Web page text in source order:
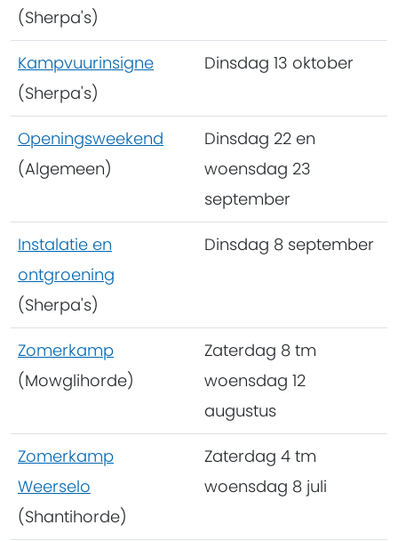
(Sherpa's)
Kampvuurinsigne
(Sherpa's)
Dinsdag 13 oktober
Openingsweekend
(Algemeen)
Dinsdag 22 en
woensdag 23
september
Instalatie en
ontgroening
(Sherpa's)
Dinsdag 8 september
Zomerkamp
(Mowglihorde)
Zaterdag 8 tm
woensdag 12
augustus
Zomerkamp
Weerselo
(Shantihorde)
Zaterdag 4 tm
woensdag 8 juli